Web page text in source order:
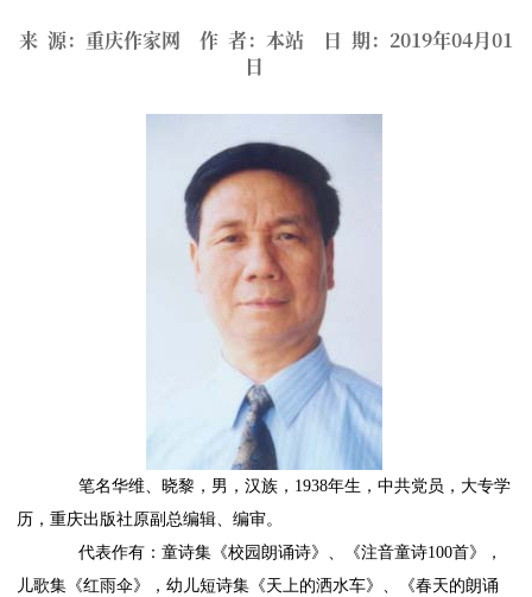
来 源：重庆作家网 作 者：本站 日 期：2019年04月01
日
笔名华维、晓黎，男，汉族，1938年生，中共党员，大专学
历，重庆出版社原副总编辑、编审。
代表作有：童诗集《校园朗诵诗》、《注音童诗100首》，
儿歌集《红雨伞》，幼儿短诗集《天上的洒水车》、《春天的朗诵